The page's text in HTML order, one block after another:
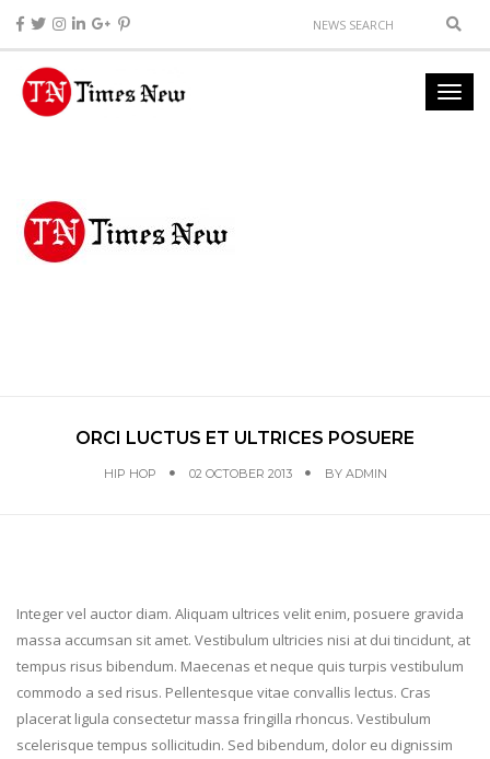
ORCI LUCTUS ET ULTRICES POSUERE
HIP HOP 02 OCTOBER 2013 BY ADMIN
Integer vel auctor diam. Aliquam ultrices velit enim, posuere gravida
massa accumsan sit amet. Vestibulum ultricies nisi at dui tincidunt, at
tempus risus bibendum. Maecenas et neque quis turpis vestibulum
commodo a sed risus. Pellentesque vitae convallis lectus. Cras
placerat ligula consectetur massa fringilla rhoncus. Vestibulum
scelerisque tempus sollicitudin. Sed bibendum, dolor eu dignissim